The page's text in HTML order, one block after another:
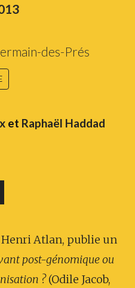
des-Prés
et Raphaël Haddad
Atlan, publie un
post-génomique ou
?(Odile Jacob,